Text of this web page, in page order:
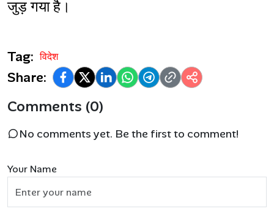
जुड़ गया है।
Tag: विदेश
Share:
Comments (0)
No comments yet. Be the first to comment!
Your Name